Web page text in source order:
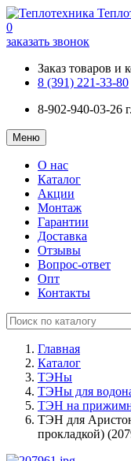
0
заказать звонок
Заказ товаров и
8 (391) 221-33-80
8-902-940-03-26
Меню
О нас
Каталог
Акции
Монтаж
Гарантии
Доставка
Отзывы
Вопрос-ответ
Опт
Контакты
Главная
Каталог
ТЭНы
ТЭНы для
ТЭН на
ТЭН для
прокладкой)